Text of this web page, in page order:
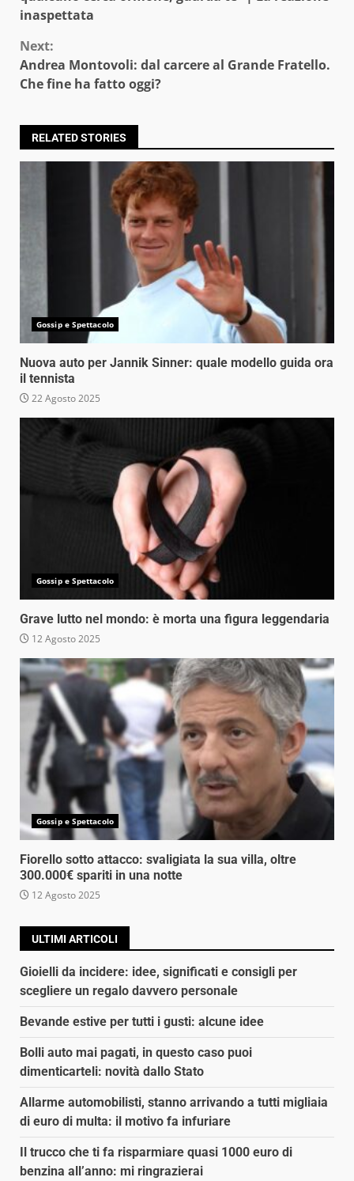
inaspettata
Next:
Andrea Montovoli: dal carcere al Grande Fratello.
Che fine ha fatto oggi?
RELATED STORIES
Gossip e Spettacolo
Nuova auto per Jannik Sinner: quale modello guida ora
il tennista
22 Agosto 2025
Gossip e Spettacolo
Grave lutto nel mondo: è morta una figura leggendaria
12 Agosto 2025
Gossip e Spettacolo
Fiorello sotto attacco: svaligiata la sua villa, oltre
300.000€ spariti in una notte
12 Agosto 2025
ULTIMI ARTICOLI
Gioielli da incidere: idee, significati e consigli per
scegliere un regalo davvero personale
Bevande estive per tutti i gusti: alcune idee
Bolli auto mai pagati, in questo caso puoi
dimenticarteli: novità dallo Stato
Allarme automobilisti, stanno arrivando a tutti migliaia
di euro di multa: il motivo fa infuriare
Il trucco che ti fa risparmiare quasi 1000 euro di
benzina all’anno: mi ringrazierai